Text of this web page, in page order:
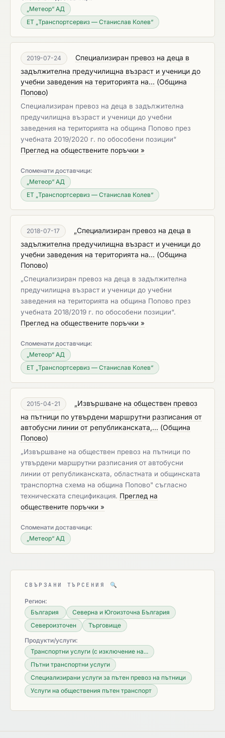
„Метеор“ АД
ЕТ „Транспортсервиз — Станислав Колев“
2019-07-24
Специализиран превоз на деца в
задължителна предучилищна възраст и ученици до
учебни заведения на територията на... (Община
Попово)
Специализиран превоз на деца в задължителна
предучилищна възраст и ученици до учебни
заведения на територията на община Попово през
учебната 2019/2020 г. по обособени позиции“
Преглед на обществените поръчки »
Споменати доставчици:
„Метеор“ АД
ЕТ „Транспортсервиз — Станислав Колев“
2018-07-17
„Специализиран превоз на деца в
задължителна предучилищна възраст и ученици до
учебни заведения на територията на... (Община
Попово)
„Специализиран превоз на деца в задължителна
предучилищна възраст и ученици до учебни
заведения на територията на община Попово през
учебната 2018/2019 г. по обособени позиции“.
Преглед на обществените поръчки »
Споменати доставчици:
„Метеор“ АД
ЕТ „Транспортсервиз — Станислав Колев“
2015-04-21
„Извършване на обществен превоз
на пътници по утвърдени маршрутни разписания от
автобусни линии от републиканската,... (Община
Попово)
„Извършване на обществен превоз на пътници по
утвърдени маршрутни разписания от автобусни
линии от републиканската, областната и общинската
транспортна схема на община Попово" съгласно
техническата спецификация. Преглед на
обществените поръчки »
Споменати доставчици:
„Метеор“ АД
СВЪРЗАНИ ТЪРСЕНИЯ 🔍
Регион:
България
Северна и Югоизточна България
Североизточен
Търговище
Продукти/услуги:
Транспортни услуги (с изключение на...
Пътни транспортни услуги
Специализирани услуги за пътен превоз на пътници
Услуги на обществения пътен транспорт